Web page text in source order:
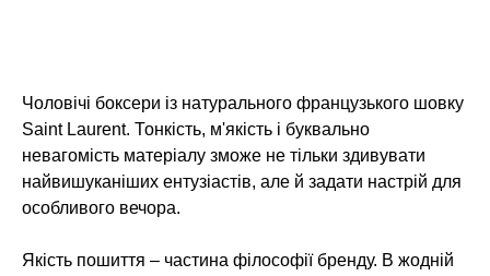
Чоловічі боксери із натурального французького шовку
Saint Laurent. Тонкість, м'якість і буквально
невагомість матеріалу зможе не тільки здивувати
найвишуканіших ентузіастів, але й задати настрій для
особливого вечора.
Якість пошиття – частина філософії бренду. В жодній